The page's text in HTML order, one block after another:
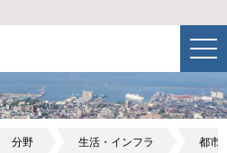
分野 生活・インフラ 都市